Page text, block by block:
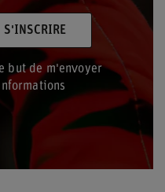
but de m'envoyer
S'INSCRIRE